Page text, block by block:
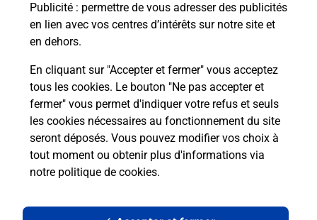
Publicité : permettre de vous adresser des publicités
en lien avec vos centres d’intérêts sur notre site et
en dehors.
En cliquant sur "Accepter et fermer" vous acceptez
tous les cookies. Le bouton "Ne pas accepter et
fermer" vous permet d'indiquer votre refus et seuls
les cookies nécessaires au fonctionnement du site
seront déposés. Vous pouvez modifier vos choix à
tout moment ou obtenir plus d'informations via
notre politique de cookies.
FARSCHVILLER
FARSCHVILLER MAIRIE